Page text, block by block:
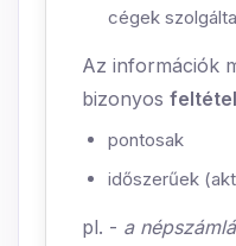
cégek
Az információk
bizonyos
pontosak
időszerűek
pl. - a